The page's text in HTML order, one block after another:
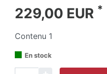
229,00 EUR *
Contenu 1
En stock